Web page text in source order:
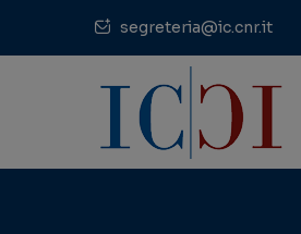
segreteria@ic.cnr.it